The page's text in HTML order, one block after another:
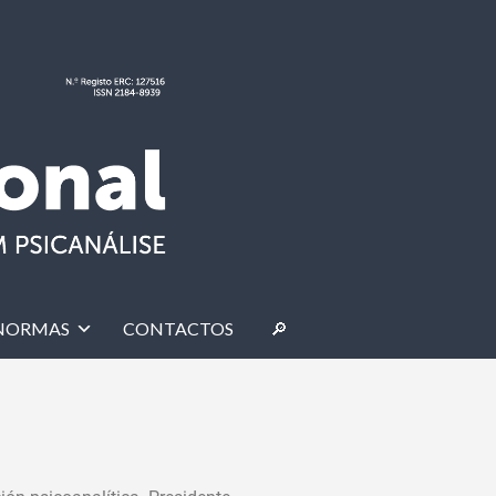
CONTACTOS 🔎︎